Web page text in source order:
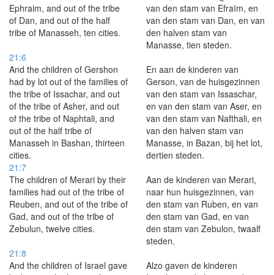
Ephraim, and out of the tribe
of Dan, and out of the half
tribe of Manasseh, ten cities.
van den stam van Efraïm, en
van den stam van Dan, en van
den halven stam van
Manasse, tien steden.
21:6
And the children of Gershon
had by lot out of the families of
the tribe of Issachar, and out
of the tribe of Asher, and out
of the tribe of Naphtali, and
out of the half tribe of
Manasseh in Bashan, thirteen
cities.
En aan de kinderen van
Gerson, van de huisgezinnen
van den stam van Issaschar,
en van den stam van Aser, en
van den stam van Nafthali, en
van den halven stam van
Manasse, in Bazan, bij het lot,
dertien steden.
21:7
The children of Merari by their
families had out of the tribe of
Reuben, and out of the tribe of
Gad, and out of the tribe of
Zebulun, twelve cities.
Aan de kinderen van Merari,
naar hun huisgezinnen, van
den stam van Ruben, en van
den stam van Gad, en van
den stam van Zebulon, twaalf
steden.
21:8
And the children of Israel gave
Alzo gaven de kinderen